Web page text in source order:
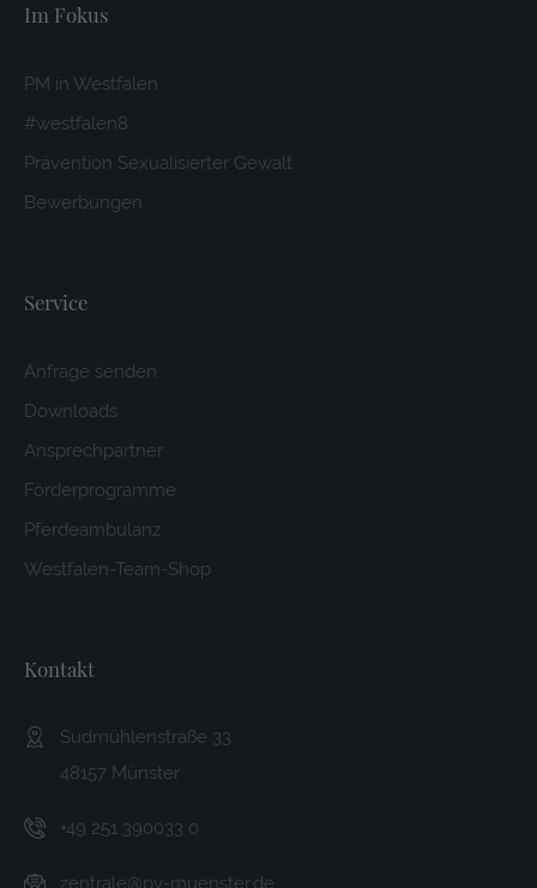
Im Fokus
PM in Westfalen
#westfalen8
Prävention Sexualisierter Gewalt
Bewerbungen
Service
Anfrage senden
Downloads
Ansprechpartner
Förderprogramme
Pferdeambulanz
Westfalen-Team-Shop
Kontakt
Sudmühlenstraße 33
48157 Münster
+49 251 390033 0